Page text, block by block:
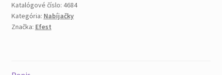
Katalógové číslo: 4684
Kategória: Nabíjačky
Značka: Efest